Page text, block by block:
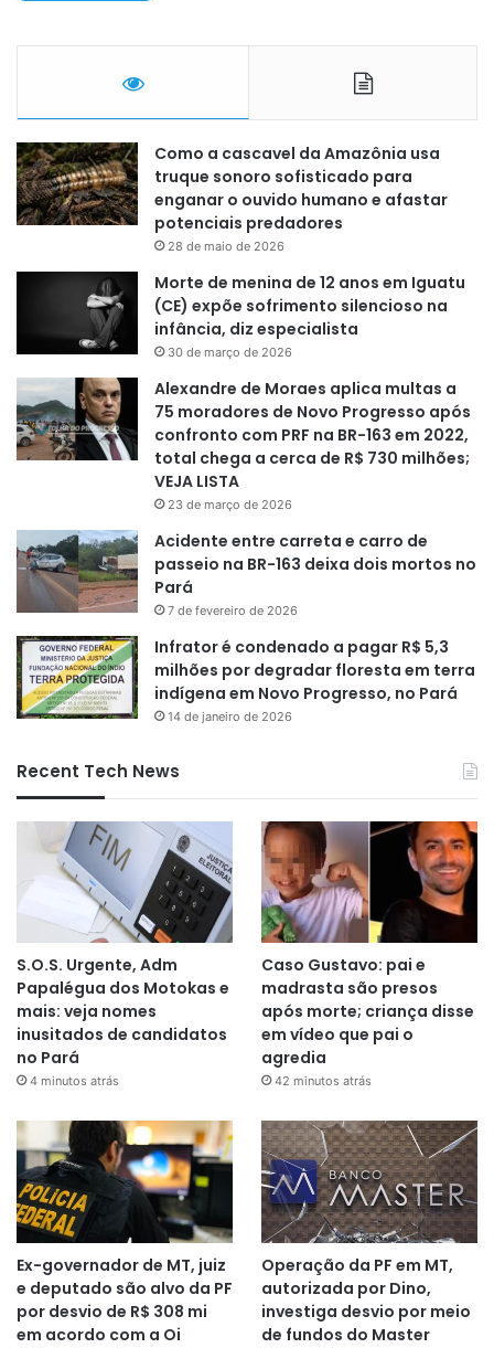
Como a cascavel da Amazônia usa
truque sonoro sofisticado para
enganar o ouvido humano e afastar
potenciais predadores
28 de maio de 2026
Morte de menina de 12 anos em Iguatu
(CE) expõe sofrimento silencioso na
infância, diz especialista
30 de março de 2026
Alexandre de Moraes aplica multas a
75 moradores de Novo Progresso após
confronto com PRF na BR-163 em 2022,
total chega a cerca de R$ 730 milhões;
VEJA LISTA
23 de março de 2026
Acidente entre carreta e carro de
passeio na BR-163 deixa dois mortos no
Pará
7 de fevereiro de 2026
Infrator é condenado a pagar R$ 5,3
milhões por degradar floresta em terra
indígena em Novo Progresso, no Pará
14 de janeiro de 2026
Recent Tech News
S.O.S. Urgente, Adm
Papalégua dos Motokas e
mais: veja nomes
inusitados de candidatos
no Pará
4 minutos atrás
Caso Gustavo: pai e
madrasta são presos
após morte; criança disse
em vídeo que pai o
agredia
42 minutos atrás
Ex-governador de MT, juiz
e deputado são alvo da PF
por desvio de R$ 308 mi
em acordo com a Oi
Operação da PF em MT,
autorizada por Dino,
investiga desvio por meio
de fundos do Master